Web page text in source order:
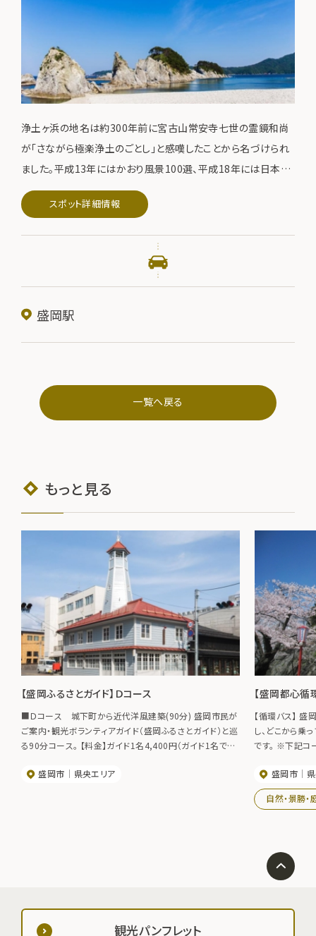
浄土ヶ浜の地名は約300年前に宮古山常安寺七世の霊鏡和尚
が「さながら極楽浄土のごとし」と感嘆したことから名づけられ
ました。平成13年にはかおり風景100選、平成18年には日本の
快水浴場百選 海の部特選に選定されています。
スポット詳細情報
盛岡駅
一覧へ戻る
もっと見る
【盛岡ふるさとガイド】Ｄコース
■Ｄコース 城下町から近代洋風建築(90分) 盛岡市民が
ご案内・観光ボランティアガイド（盛岡ふるさとガイド）と巡
る90分コース。 【料金】ガイド1名4,400円（ガイド1名で10
ので、ご確認の上ご利用下さい。 【お問合せ先】（公財）盛岡
盛岡市 県央エリア
【盛岡都心循
【循環バス】
し、どこから乗
です。 ※下記コース内容
車料金】 大人
券】 大人350円
岩手県交通㈱
盛岡市
自然・景勝・
観光パンフレット